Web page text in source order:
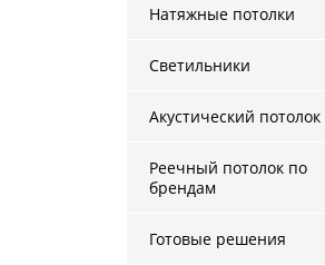
Натяжные потолки
Светильники
Акустический потолок
Реечный потолок по
брендам
Готовые решения